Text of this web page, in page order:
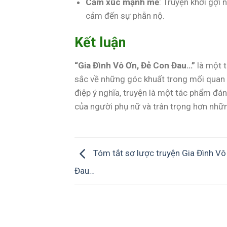
cảm đến sự phẫn nộ.
Kết luận
“Gia Đình Vô Ơn, Đẻ Con Đau…” là một
sắc về những góc khuất trong mối
điệp ý nghĩa, truyện là một tác phẩm
của người phụ nữ và trân trọng hơn
Tóm tắt sơ lược truyện Gia Đình Vô
Đau…